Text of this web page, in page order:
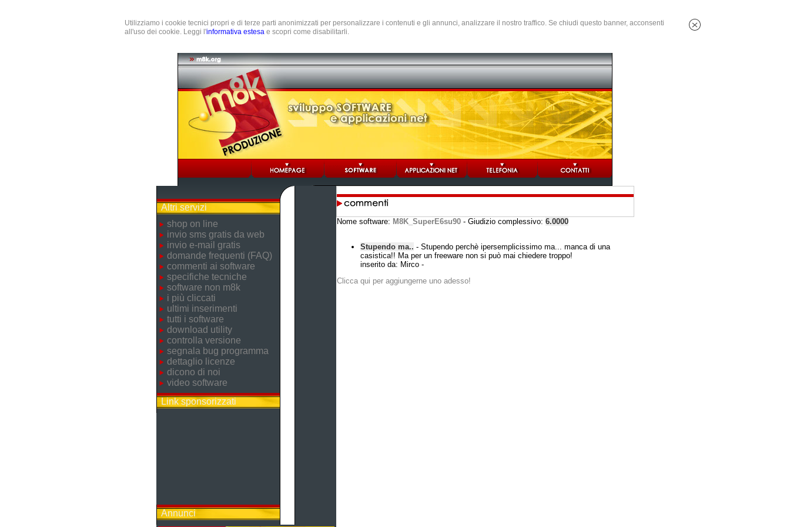
Utilizziamo i cookie tecnici propri e di terze parti anonimizzati per personalizzare i contenuti e gli annunci, analizzare il nostro traffico. Se chiudi questo banner, acconsenti
all'uso dei cookie. Leggi l'informativa estesa e scopri come disabilitarli.
Altri servizi
shop on line
invio sms gratis da web
invio e-mail gratis
domande frequenti (FAQ)
commenti ai software
specifiche tecniche
software non m8k
i più cliccati
ultimi inserimenti
tutti i software
download utility
controlla versione
segnala bug programma
dettaglio licenze
dicono di noi
video software
Link sponsorizzati
Annunci
Nome software: M8K_SuperE6su90- Giudizio complessivo: 6.0000
Stupendo ma.. - Stupendo perchè ipersemplicissimo ma... manca di una
casistica!! Ma per un freeware non si può mai chiedere troppo!
inserito da: Mirco -
Clicca qui per aggiungerne uno adesso!